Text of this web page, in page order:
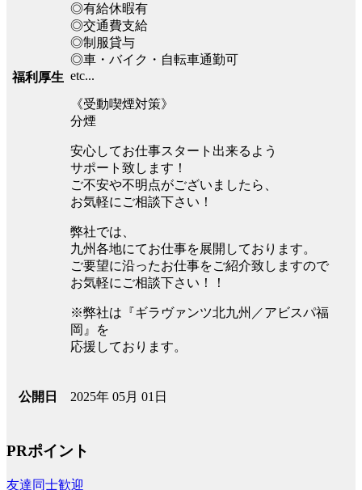
福利厚生
◎有給休暇有
◎交通費支給
◎制服貸与
◎車・バイク・自転車通勤可
etc...
《受動喫煙対策》
分煙
安心してお仕事スタート出来るよう
サポート致します！
ご不安や不明点がございましたら、
お気軽にご相談下さい！
弊社では、
九州各地にてお仕事を展開しております。
ご要望に沿ったお仕事をご紹介致しますので
お気軽にご相談下さい！！
※弊社は『ギラヴァンツ北九州／アビスパ福
岡』を
応援しております。
公開日 2025年 05月 01日
PRポイント
友達同士歓迎